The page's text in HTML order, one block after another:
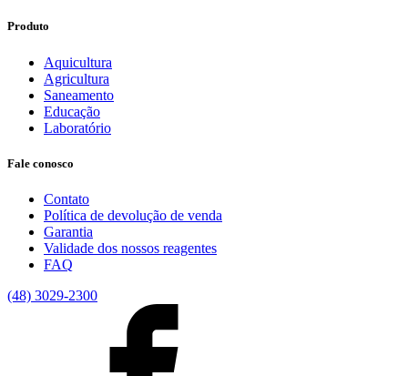
Produto
Aquicultura
Agricultura
Saneamento
Educação
Laboratório
Fale conosco
Contato
Política de devolução de venda
Garantia
Validade dos nossos reagentes
FAQ
(48) 3029-2300